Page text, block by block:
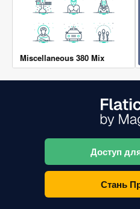
Miscellaneous 380 Mix
Доступ
Стань